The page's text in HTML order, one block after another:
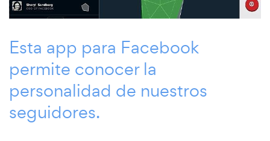
Esta app para Facebook
permite conocer la
personalidad de nuestros
seguidores.